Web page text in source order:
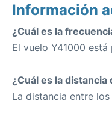
Información
¿Cuál es la
El vuelo Y41000
¿Cuál es la
La distancia entre